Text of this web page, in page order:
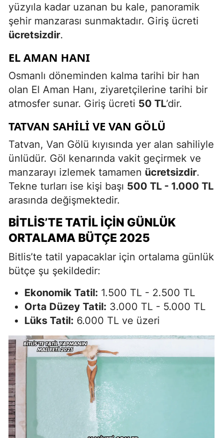
yüzyıla kadar uzanan bu kale, panoramik
şehir manzarası sunmaktadır. Giriş ücreti
ücretsizdir.
EL AMAN HANI
Osmanlı döneminden kalma tarihi bir han
olan El Aman Hanı, ziyaretçilerine tarihi bir
atmosfer sunar. Giriş ücreti 50 TL’dir.
TATVAN SAHILI VE VAN GÖLÜ
Tatvan, Van Gölü kıyısında yer alan sahiliyle
ünlüdür. Göl kenarında vakit geçirmek ve
manzarayı izlemek tamamen ücretsizdir.
Tekne turları ise kişi başı 500 TL - 1.000 TL
arasında değişmektedir.
BITLIS’TE TATIL İÇIN GÜNLÜK
ORTALAMA BÜTÇE 2025
Bitlis’te tatil yapacaklar için ortalama günlük
bütçe şu şekildedir:
Ekonomik Tatil: 1.500 TL - 2.500 TL
Orta Düzey Tatil: 3.000 TL - 5.000 TL
Lüks Tatil: 6.000 TL ve üzeri